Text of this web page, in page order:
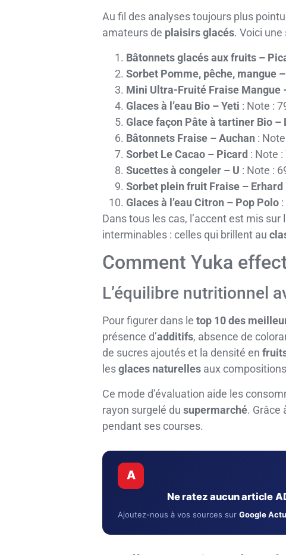
Au fil des analyses toujours plus
amateurs de plaisirs glacés. Voici
Bâtonnets glacés aux fruits –
Sorbet Pomme, pêche, mangue
Mini Ultra-Fruité Fraise Mangue
Glaces à l’eau Bio – Yeti : Note :
Glace façon Pâte à tartiner Bio
Bâtonnets Fraise – Auchan :
Sorbet Le Cacao – Picard : Note
Sucettes à congeler – U : Note :
Sorbet plein fruit Fraise – Erhard
Glaces à l’eau Citron – Pop Polo
Dans tous les cas, l’accent est mis sur
interminables : celles qui brillent au
Comment Yuka
L’équilibre nutritionnel
Pour figurer dans le top 10 des
présence d’additifs, absence de
de sucres ajoutés et la densité en
lesglaces naturelles aux
Ce mode d’évaluation aide les
rayon surgelé du supermarché. Grâce
pendant ses courses.
A
Ne ratez aucun article
Ajoutez-nous à vos sources sur Google